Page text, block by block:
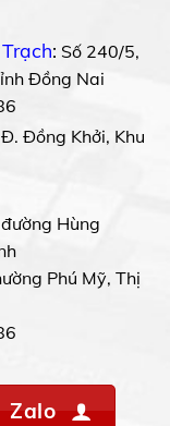
: Số 240/5,
Đồng Nai
Đồng Khởi, Khu
Hùng
Phú Mỹ, Thị
Zalo